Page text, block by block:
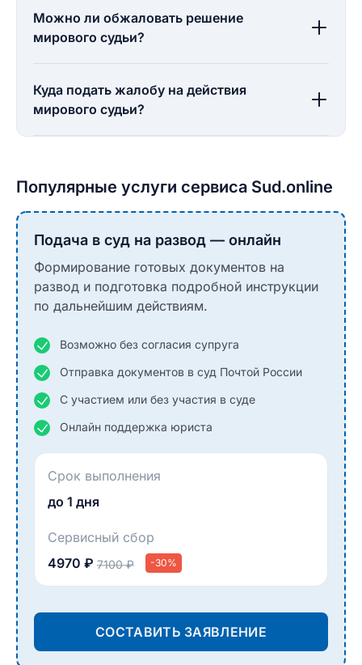
Можно ли обжаловать решение
мирового судьи?
Куда подать жалобу на действия
мирового судьи?
Популярные услуги сервиса Sud.online
Подача в суд на развод — онлайн
Формирование готовых документов на
развод и подготовка подробной инструкции
по дальнейшим действиям.
Возможно без согласия супруга
Отправка документов в суд Почтой России
С участием или без участия в суде
Онлайн поддержка юриста
Срок выполнения
до 1 дня
Сервисный сбор
4970 ₽ 7100 ₽ -30%
СОСТАВИТЬ ЗАЯВЛЕНИЕ